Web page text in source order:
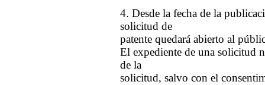
4. Desde la fecha de la
solicitud de
patente quedará abierto al
El expediente de una solicitud
de la
solicitud, salvo con el